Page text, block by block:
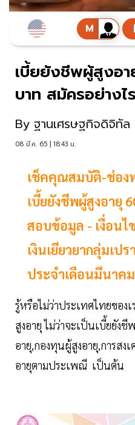
เบี้ยยังชีพผู้สูงอ
บาท สมัครอย่างไ
By ฐานเศรษฐกิจดิจิทัล
08 มี.ค. 65 | 18:43 น.
เช็คคุณสมบัติ-ช่อง
เบี้ยยังชีพผู้สูงอายุ
สอบข้อมูล - เงื่อน
เงินเยียวยากลุ่มเป
ประจำเดือนมีนาค
รู้หรือไม่ว่าประเทศไทยของ
สูงอายุ ไม่ว่าจะเป็นเบี้ยยังชี
อายุ,กองทุนผู้สูงอายุ,การสง
อายุตามประเพณี เป็นต้น